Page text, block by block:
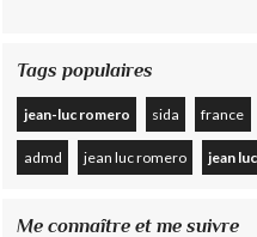
Tags populaires
jean-luc romero sida france
admd jean luc romero jean
Me connaître et me suivre